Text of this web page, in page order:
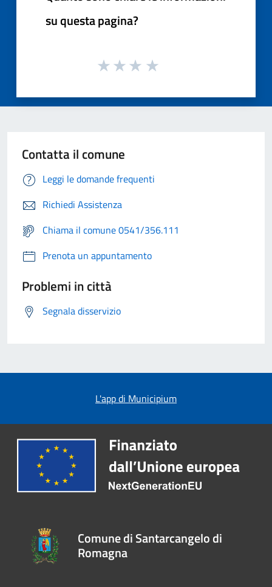
su questa pagina?
Contatta il comune
Leggi le domande frequenti
Richiedi Assistenza
Chiama il comune 0541/356.111
Prenota un appuntamento
Problemi in città
Segnala disservizio
L'app di Municipium
Comune di Santarcangelo di
Romagna